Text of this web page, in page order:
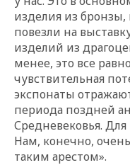
изделия из
повезли на
изделий из
менее, это все
чувствительная
экспонаты
периода поздней
Средневековья.
Нам, конечно,
таким арестом».